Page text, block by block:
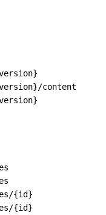
content
{id}
{id}